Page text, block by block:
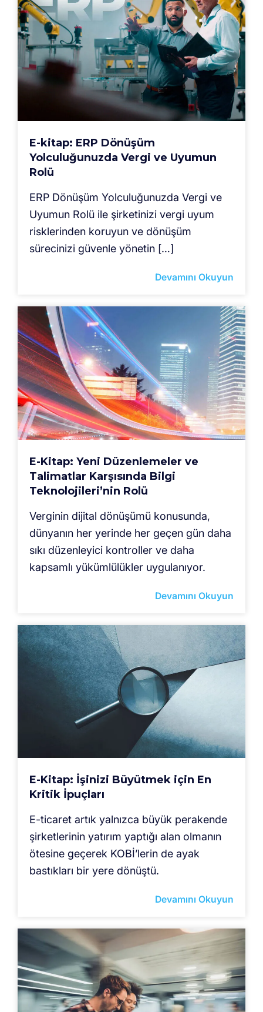
E-kitap: ERP Dönüşüm
Yolculuğunuzda Vergi ve Uyumun
Rolü
ERP Dönüşüm Yolculuğunuzda Vergi ve
Uyumun Rolü ile şirketinizi vergi uyum
risklerinden koruyun ve dönüşüm
sürecinizi güvenle yönetin […]
Devamını Okuyun
E-Kitap: Yeni Düzenlemeler ve
Talimatlar Karşısında Bilgi
Teknolojileri’nin Rolü
Verginin dijital dönüşümü konusunda,
dünyanın her yerinde her geçen gün daha
sıkı düzenleyici kontroller ve daha
kapsamlı yükümlülükler uygulanıyor.
Devamını Okuyun
E-Kitap: İşinizi Büyütmek için En
Kritik İpuçları
E-ticaret artık yalnızca büyük perakende
şirketlerinin yatırım yaptığı alan olmanın
ötesine geçerek KOBİ’lerin de ayak
bastıkları bir yere dönüştü.
Devamını Okuyun